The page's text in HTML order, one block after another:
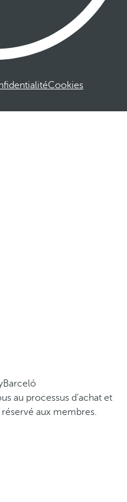
Cookies
au processus d’achat et
aux membres.